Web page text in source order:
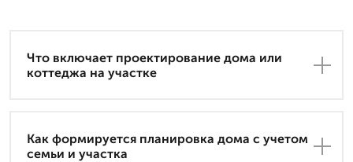
Что включает проектирование дома или
коттеджа на участке
Как формируется планировка дома с учетом
семьи и участка